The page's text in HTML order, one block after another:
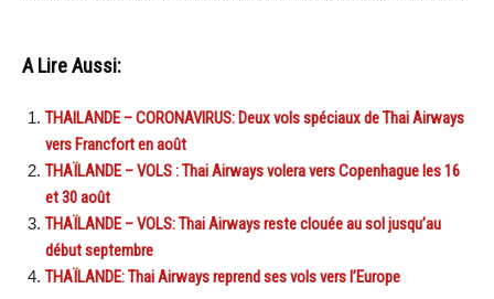
A Lire Aussi:
THAILANDE – CORONAVIRUS: Deux vols spéciaux de Thai Airways
vers Francfort en août
THAÏLANDE – VOLS : Thai Airways volera vers Copenhague les 16
et 30 août
THAÏLANDE – VOLS: Thai Airways reste clouée au sol jusqu’au
début septembre
THAÏLANDE: Thai Airways reprend ses vols vers l’Europe